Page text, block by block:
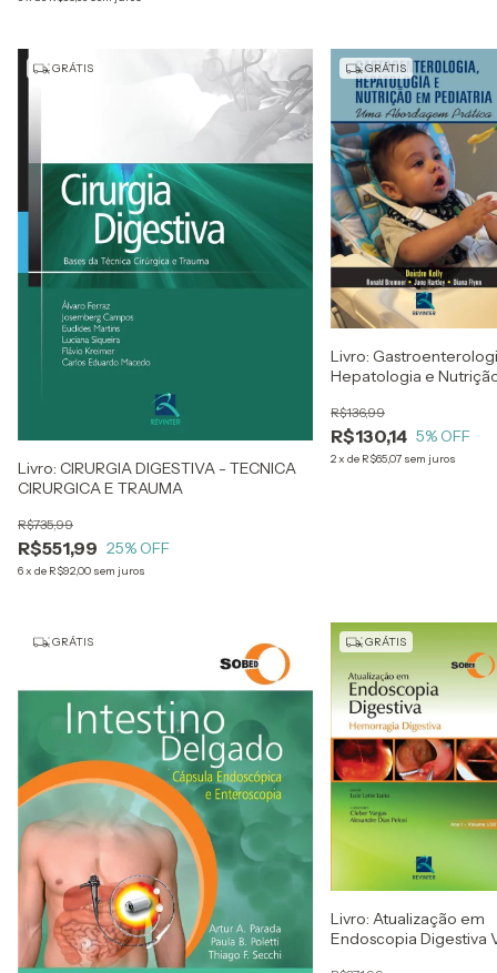
GRÁTIS
Livro: CIRURGIA DIGESTIVA - TECNICA
CIRURGICA E TRAUMA
R$551,99
R$735,99
25% OFF
6x de R$92,00 sem juros
GRÁTIS
Livro:
Hepatologia e
R$130,14
R$136,99
5% OFF
2x de R$65,07 sem juros
GRÁTIS GRÁTIS
Livro: Atualização em
Endoscopia Digestiva